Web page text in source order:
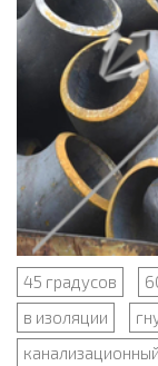
45 градусов
в изоляции
канализационный